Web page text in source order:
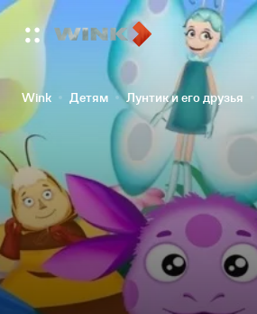
Wink Детям Лунтик и его друзья